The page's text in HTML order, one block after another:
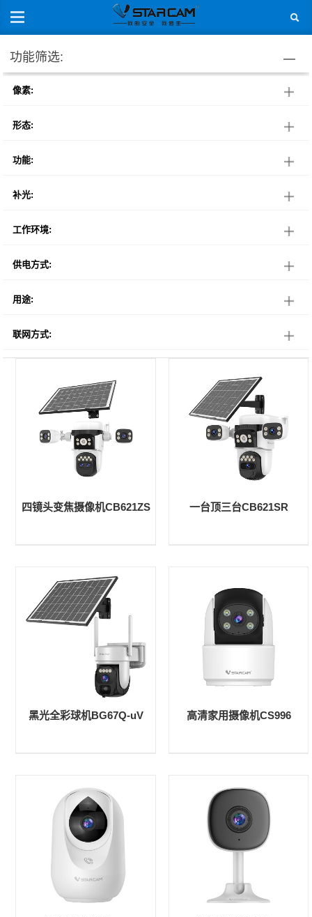
功能筛选:
像素:
形态:
功能:
补光:
工作环境:
供电方式:
用途:
联网方式:
四镜头变焦摄像机CB621ZS 一台顶三台CB621SR
黑光全彩球机BG67Q-uV 高清家用摄像机CS996